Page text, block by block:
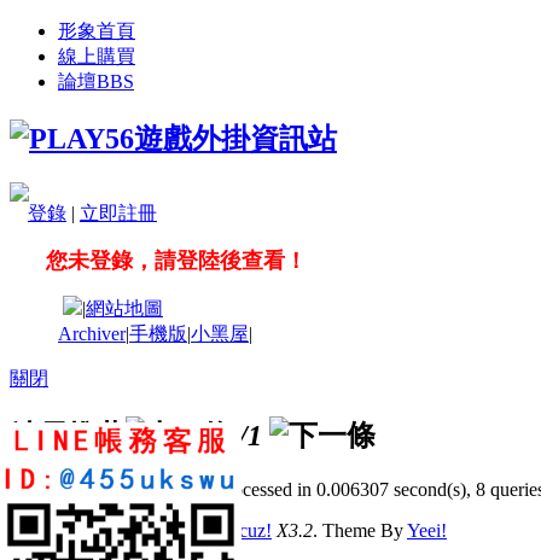
形象首頁
線上購買
論壇BBS
登錄 | 立即註冊
您未登錄，請登陸後查看！
|網站地圖
Archiver|手機版|小黑屋|
關閉
站長推薦 /1
GMT+8, 2026-8-6 15:14, Processed in 0.006307 second(s), 8
© 2001-2011 Powered byDiscuz! X3.2. Theme ByYeei!